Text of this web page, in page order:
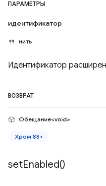
ПАРАМЕТРЫ
идентификатор
нить
Идентификатор
ВОЗВРАТ
Обещание<void>
Хром 88+
setEnabled()